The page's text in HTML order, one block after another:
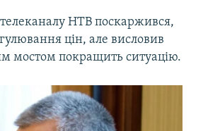
НТВ поскаржився,
цін, але висловив
мостом покращить ситуацію.